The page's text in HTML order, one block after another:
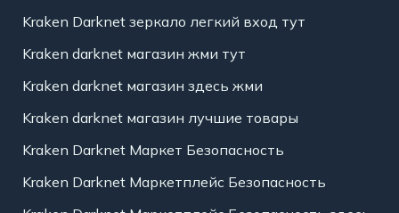
Kraken Darknet зеркало легкий вход тут
Kraken darknet магазин жми тут
Kraken darknet магазин здесь жми
Kraken darknet магазин лучшие товары
Kraken Darknet Маркет Безопасность
Kraken Darknet Маркетплейс Безопасность